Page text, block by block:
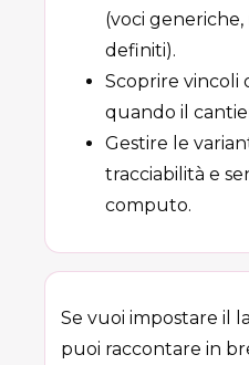
(voci
definiti).
Scoprire vincoli
quando il
Gestire le
tracciabilità e
computo.
Se vuoi impostare il
puoi raccontare in